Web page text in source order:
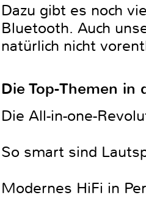
Dazu gibt es noch
Bluetooth. Auch
natürlich nicht
Die Top-Themen in
Die All-in-one-
So smart sind
Modernes HiFi in